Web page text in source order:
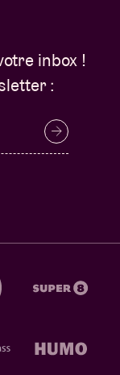
inbox !
: